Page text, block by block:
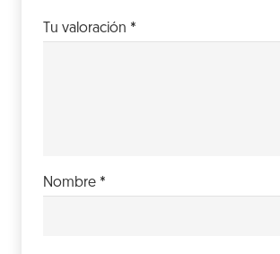
Tu valoración *
Nombre *